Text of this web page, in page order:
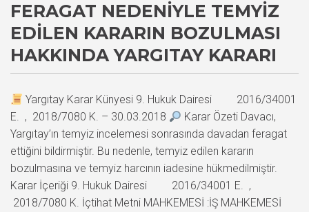
FERAGAT NEDENIYLE TEMYIZ
EDILEN KARARIN BOZULMASI
HAKKINDA YARGITAY KARARI
Yargıtay Karar Künyesi 9. Hukuk Dairesi 2016/34001
E. , 2018/7080 K. – 30.03.2018
Karar Özeti Davacı,
Yargıtay’ın temyiz incelemesi sonrasında davadan feragat
ettiğini bildirmiştir. Bu nedenle, temyiz edilen kararın
bozulmasına ve temyiz harcının iadesine hükmedilmiştir.
Karar İçeriği 9. Hukuk Dairesi 2016/34001 E. ,
2018/7080 K. İçtihat Metni MAHKEMESİ :İŞ MAHKEMESİ